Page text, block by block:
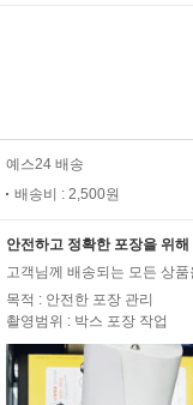
예스24 배송
배송비 : 2,500원
안전하고 정확한 포장을 위
고객님께 배송되는 모든 상
목적 : 안전한 포장 관리
촬영범위 : 박스 포장 작업